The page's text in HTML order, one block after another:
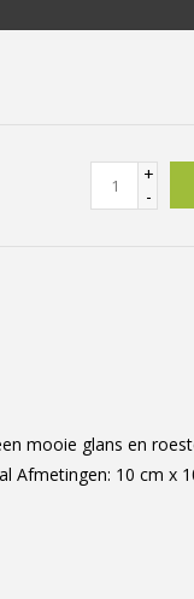
+
-
mooie glans en
Afmetingen: 10 cm x